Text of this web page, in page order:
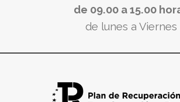
de 09.00 a 15.00
de lunes a Viernes